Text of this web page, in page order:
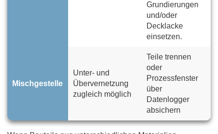
Grundierungen
und/oder
Decklacke
einsetzen.
Mischgestelle
Unter- und
Übervernetzung
zugleich möglich
Teile trennen
oder
Prozessfenster
über
Datenlogger
absichern